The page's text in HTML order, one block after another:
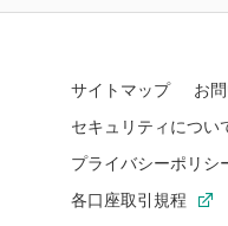
サイトマップ
お
セキュリティについ
プライバシーポリシ
各口座取引規程